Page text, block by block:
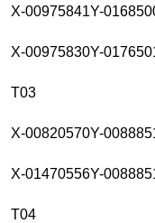
X-00975841Y-
X-00975830Y-
T03
X-00820570Y-
X-01470556Y-
T04